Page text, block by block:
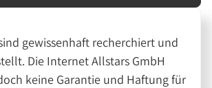
gewissenhaft recherchiert und
Die Internet Allstars GmbH
keine Garantie und Haftung für